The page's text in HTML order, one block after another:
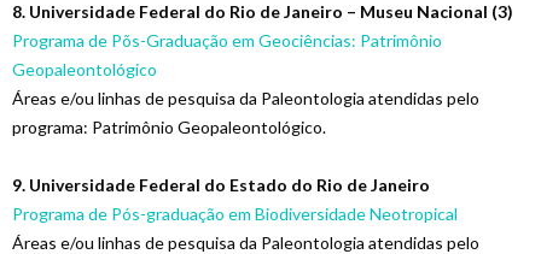
8. Universidade Federal do Rio de Janeiro – Museu Nacional (3)
Programa de Põs-Graduação em Geociências: Patrimônio
Geopaleontológico
Áreas e/ou linhas de pesquisa da Paleontologia atendidas pelo
programa: Patrimônio Geopaleontológico.
9. Universidade Federal do Estado do Rio de Janeiro
Programa de Pós-graduação em Biodiversidade Neotropical
Áreas e/ou linhas de pesquisa da Paleontologia atendidas pelo